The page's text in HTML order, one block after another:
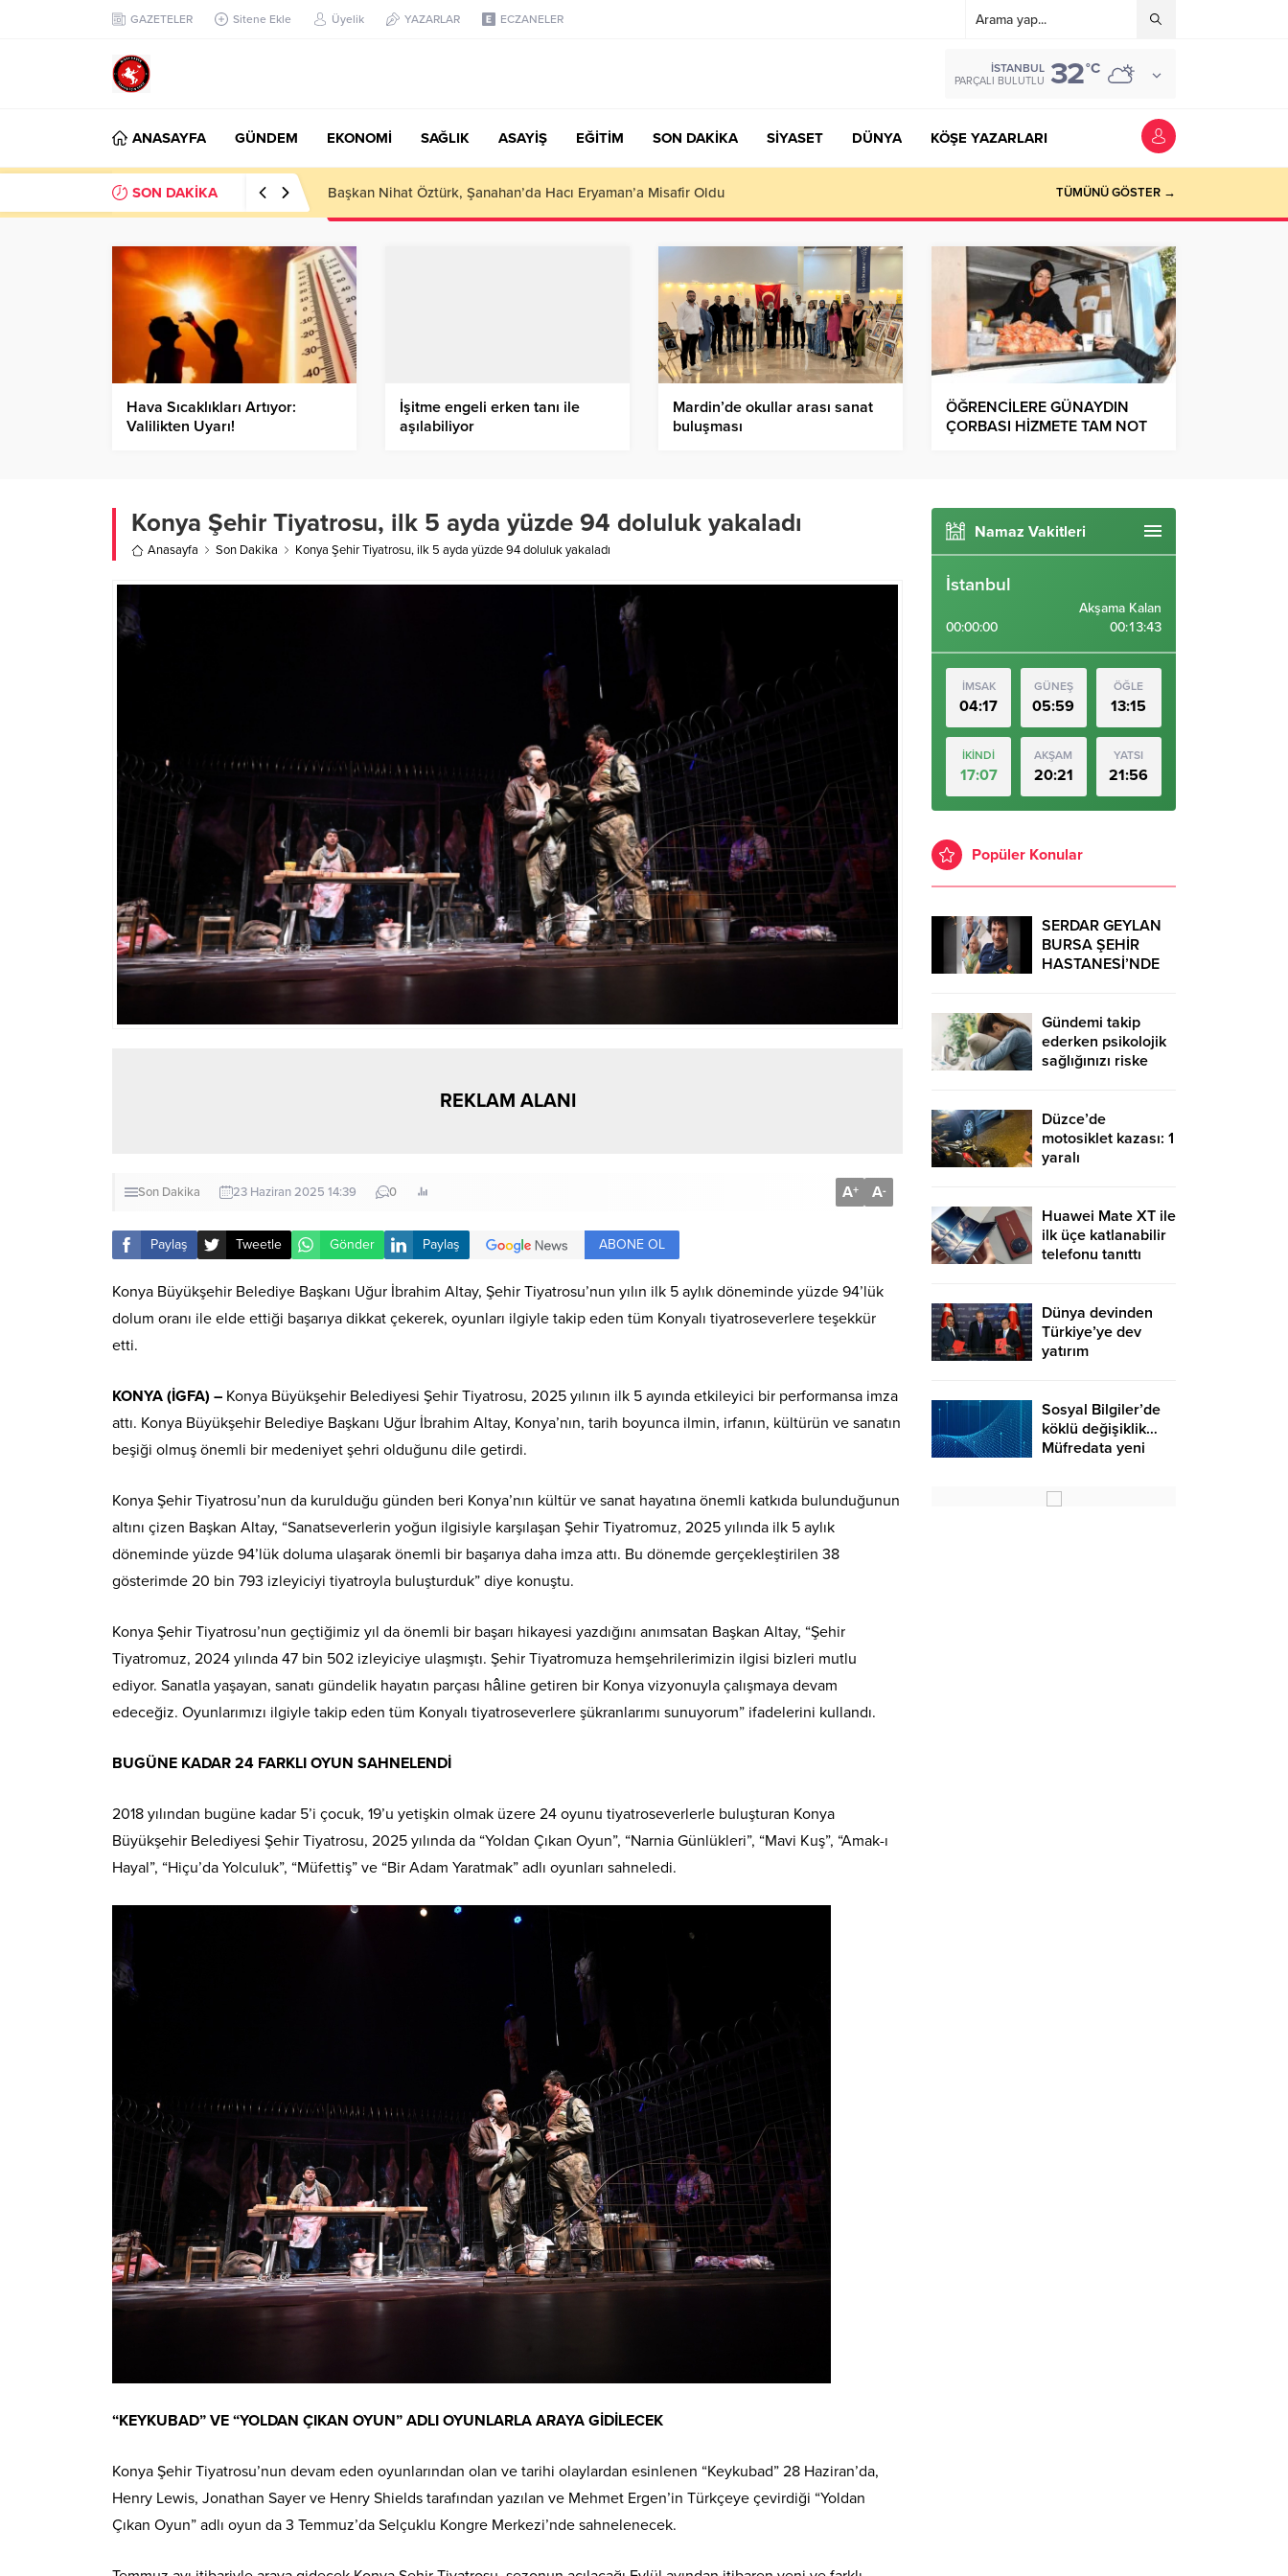
GAZETELER Sitene Ekle Üyelik YAZARLAR ECZANELER
İSTANBUL
PARÇALI BULUTLU 32°C
ANASAYFA GÜNDEM EKONOMİ SAĞLIK ASAYİŞ EĞİTİM SON DAKİKA SİYASET DÜNYA KÖŞE YAZARLARI
SON DAKİKA Başkan Nihat Öztürk, Şanahan’da Hacı Eryaman’a Misafir Oldu TÜMÜNÜ GÖSTER →
Hava Sıcaklıkları Artıyor:
Valilikten Uyarı!
İşitme engeli erken tanı ile
aşılabiliyor
Mardin’de okullar arası sanat
buluşması
ÖĞRENCİLERE GÜNAYDIN
ÇORBASI HİZMETE TAM NOT
Konya Şehir Tiyatrosu, ilk 5 ayda yüzde 94 doluluk yakaladı
Anasayfa Son Dakika Konya Şehir Tiyatrosu, ilk 5 ayda yüzde 94 doluluk yakaladı
REKLAM ALANI
Son Dakika 23 Haziran 2025 14:39 0 A+ A-
Paylaş Tweetle Gönder Paylaş ABONE OL
Konya Büyükşehir Belediye Başkanı Uğur İbrahim Altay, Şehir Tiyatrosu’nun yılın ilk 5 aylık döneminde yüzde 94’lük
dolum oranı ile elde ettiği başarıya dikkat çekerek, oyunları ilgiyle takip eden tüm Konyalı tiyatroseverlere teşekkür
etti.
KONYA (İGFA) – Konya Büyükşehir Belediyesi Şehir Tiyatrosu, 2025 yılının ilk 5 ayında etkileyici bir performansa imza
attı. Konya Büyükşehir Belediye Başkanı Uğur İbrahim Altay, Konya’nın, tarih boyunca ilmin, irfanın, kültürün ve sanatın
beşiği olmuş önemli bir medeniyet şehri olduğunu dile getirdi.
Konya Şehir Tiyatrosu’nun da kurulduğu günden beri Konya’nın kültür ve sanat hayatına önemli katkıda bulunduğunun
altını çizen Başkan Altay, “Sanatseverlerin yoğun ilgisiyle karşılaşan Şehir Tiyatromuz, 2025 yılında ilk 5 aylık
döneminde yüzde 94’lük doluma ulaşarak önemli bir başarıya daha imza attı. Bu dönemde gerçekleştirilen 38
gösterimde 20 bin 793 izleyiciyi tiyatroyla buluşturduk” diye konuştu.
Konya Şehir Tiyatrosu’nun geçtiğimiz yıl da önemli bir başarı hikayesi yazdığını anımsatan Başkan Altay, “Şehir
Tiyatromuz, 2024 yılında 47 bin 502 izleyiciye ulaşmıştı. Şehir Tiyatromuza hemşehrilerimizin ilgisi bizleri mutlu
ediyor. Sanatla yaşayan, sanatı gündelik hayatın parçası hâline getiren bir Konya vizyonuyla çalışmaya devam
edeceğiz. Oyunlarımızı ilgiyle takip eden tüm Konyalı tiyatroseverlere şükranlarımı sunuyorum” ifadelerini kullandı.
BUGÜNE KADAR 24 FARKLI OYUN SAHNELENDİ
2018 yılından bugüne kadar 5’i çocuk, 19’u yetişkin olmak üzere 24 oyunu tiyatroseverlerle buluşturan Konya
Büyükşehir Belediyesi Şehir Tiyatrosu, 2025 yılında da “Yoldan Çıkan Oyun”, “Narnia Günlükleri”, “Mavi Kuş”, “Amak-ı
Hayal”, “Hiçu’da Yolculuk”, “Müfettiş” ve “Bir Adam Yaratmak” adlı oyunları sahneledi.
“KEYKUBAD” VE “YOLDAN ÇIKAN OYUN” ADLI OYUNLARLA ARAYA GİDİLECEK
Konya Şehir Tiyatrosu’nun devam eden oyunlarından olan ve tarihi olaylardan esinlenen “Keykubad” 28 Haziran’da,
Henry Lewis, Jonathan Sayer ve Henry Shields tarafından yazılan ve Mehmet Ergen’in Türkçeye çevirdiği “Yoldan
Çıkan Oyun” adlı oyun da 3 Temmuz’da Selçuklu Kongre Merkezi’nde sahnelenecek.
Namaz Vakitleri
İstanbul
00:00:00
Akşama Kalan
00:13:42
İMSAK
04:17
GÜNEŞ
05:59
ÖĞLE
13:15
İKİNDİ
17:07
AKŞAM
20:21
YATSI
21:56
Popüler Konular
SERDAR GEYLAN
BURSA ŞEHİR
HASTANESİ’NDE
Gündemi takip
ederken psikolojik
sağlığınızı riske
Düzce’de
motosiklet kazası: 1
yaralı
Huawei Mate XT ile
ilk üçe katlanabilir
telefonu tanıttı
Dünya devinden
Türkiye’ye dev
yatırım
Sosyal Bilgiler’de
köklü değişiklik…
Müfredata yeni